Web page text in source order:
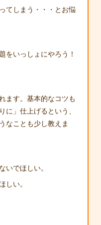
てしまう・・・とお悩
をいっしょにやろう！
ます。基本的なコツも
」仕上げるという、
なことも少し教えま
いでほしい。
しい。